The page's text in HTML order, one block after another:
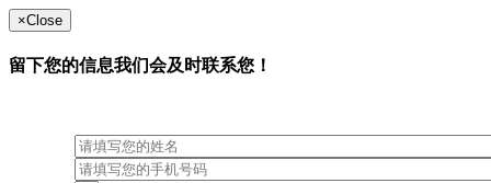
×Close
留下您的信息我们会及时联系您！